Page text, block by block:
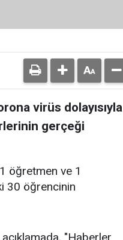
virüs dolayısıyla
gerçeği
öğretmen ve 1
30 öğrencinin